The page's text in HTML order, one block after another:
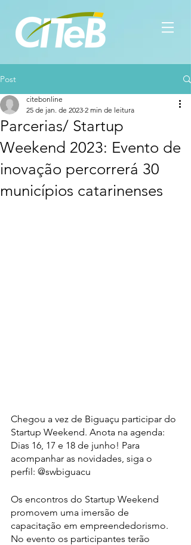
Post
Parcerias/ Startup
Weekend 2023: Evento de
inovação percorrerá 30
municípios catarinenses
citebonline
25 de jan. de 2023 2 min de leitura
Chegou a vez de Biguaçu participar do
Startup Weekend. Anota na agenda:
Dias 16, 17 e 18 de junho! Para
acompanhar as novidades, siga o
perfil: @swbiguacu
Os encontros do Startup Weekend
promovem uma imersão de
capacitação em empreendedorismo.
No evento os participantes terão